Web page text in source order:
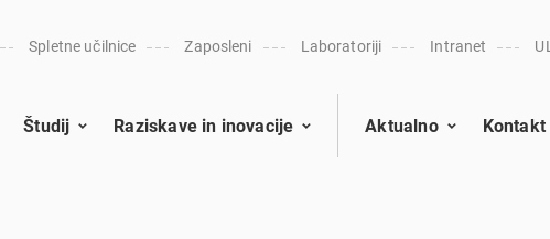
Spletne učilnice Zaposleni Laboratoriji Intranet UL
Študij Raziskave in inovacije Aktualno Kontakt